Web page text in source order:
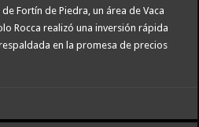
Fortín de Piedra, un área de Vaca
Rocca realizó una inversión rápida
en la promesa de precios